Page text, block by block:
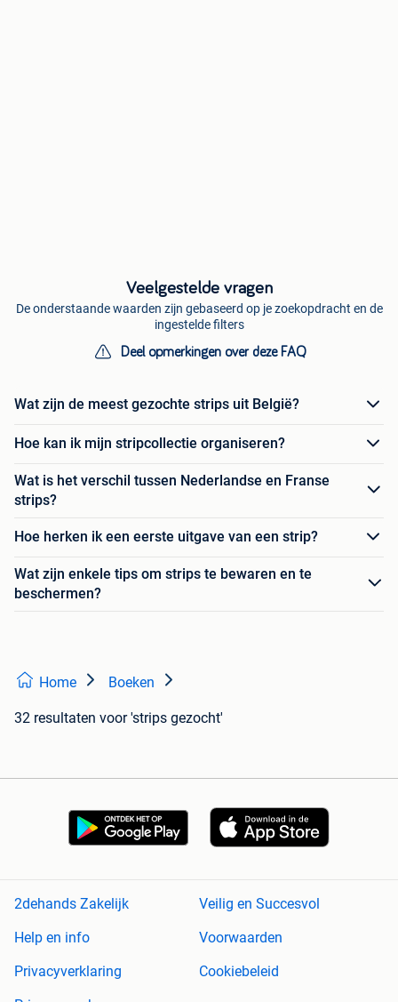
Veelgestelde vragen
De onderstaande waarden zijn gebaseerd op je zoekopdracht en de
ingestelde filters
Deel opmerkingen over deze FAQ
Wat zijn de meest gezochte strips uit België?
Hoe kan ik mijn stripcollectie organiseren?
Wat is het verschil tussen Nederlandse en Franse
strips?
Hoe herken ik een eerste uitgave van een strip?
Wat zijn enkele tips om strips te bewaren en te
beschermen?
Home Boeken
32 resultaten voor 'strips gezocht'
2dehands Zakelijk
Veilig en Succesvol
Help en info
Voorwaarden
Privacyverklaring
Cookiebeleid